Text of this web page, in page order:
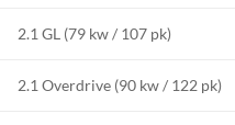
2.1 GL (79 kw / 107 pk)
2.1 Overdrive (90 kw / 122 pk)